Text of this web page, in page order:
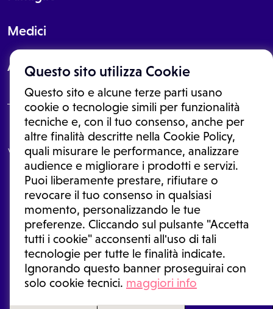
Questo sito utilizza Cookie
Questo sito e alcune terze parti usano
cookie o tecnologie simili per funzionalità
tecniche e, con il tuo consenso, anche per
altre finalità descritte nella Cookie Policy,
quali misurare le performance, analizzare
audience e migliorare i prodotti e servizi.
Puoi liberamente prestare, rifiutare o
revocare il tuo consenso in qualsiasi
momento, personalizzando le tue
preferenze. Cliccando sul pulsante "Accetta
tutti i cookie" acconsenti all'uso di tali
tecnologie per tutte le finalità indicate.
Ignorando questo banner proseguirai con
solo cookie tecnici. maggiori info
Medici
About
Le informazioni proposte in questo sito non sono un consulto medico.
In nessun caso, queste informazioni sostituiscono un consulto, una
visita o una diagnosi formulata dal medico. Non si devono considerare
le informazioni disponibili come suggerimenti per la formulazione di
una diagnosi, la determinazione di un trattamento o l'assunzione o
sospensione di un farmaco senza prima consultare un medico di
medicina generale o uno specialista.
Condizioni di utilizzo|Privacy Policy |Gestione cookie
Ⓒ 2026 | Tutti i diritti riservati.